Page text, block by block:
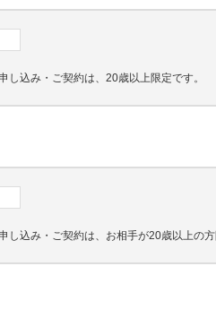
込み・ご契約は、20歳以上限定です。
し込み・ご契約は、お相手が20歳以上の